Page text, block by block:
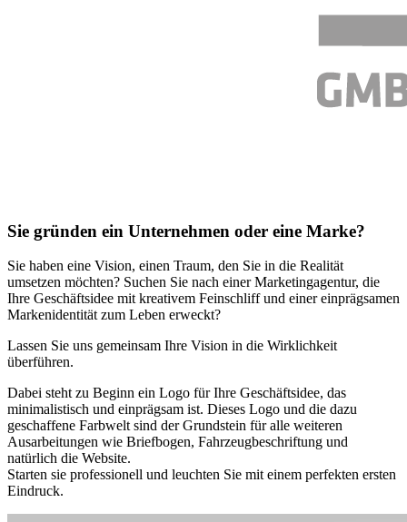
Sie gründen ein Unternehmen oder eine Marke?
Sie haben eine Vision, einen Traum, den Sie in die Realität
umsetzen möchten? Suchen Sie nach einer Marketingagentur, die
Ihre Geschäftsidee mit kreativem Feinschliff und einer einprägsamen
Markenidentität zum Leben erweckt?
Lassen Sie uns gemeinsam Ihre Vision in die Wirklichkeit
überführen.
Dabei steht zu Beginn ein Logo für Ihre Geschäftsidee, das
minimalistisch und einprägsam ist. Dieses Logo und die dazu
geschaffene Farbwelt sind der Grundstein für alle weiteren
Ausarbeitungen wie Briefbogen, Fahrzeugbeschriftung und
natürlich die Website.
Starten sie professionell und leuchten Sie mit einem perfekten ersten
Eindruck.